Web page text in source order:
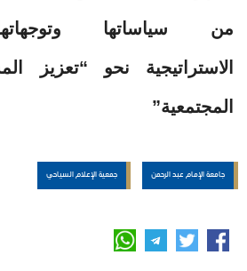
من سياساتها
الاستراتيجية نحو “تعزيز
المجتمعية”
جامعة الإمام عبد الرحمن جمعية الإعلام السياحي